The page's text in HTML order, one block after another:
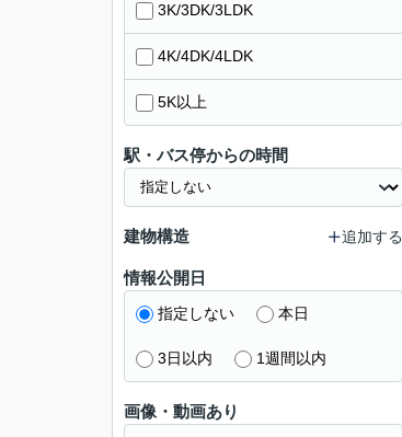
3K/3DK/3LDK
4K/4DK/4LDK
5K以上
駅・バス停からの時間
建物構造 追加する
情報公開日
指定しない 本日
3日以内 1週間以内
画像・動画あり